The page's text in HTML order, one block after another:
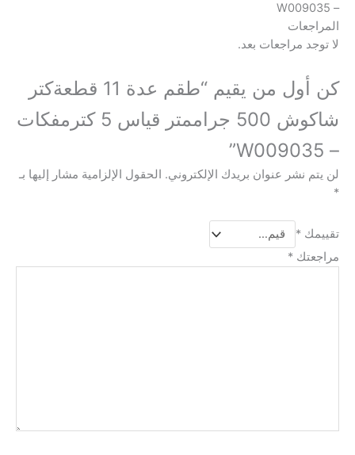
– W009035
المراجعات
لا توجد مراجعات بعد.
كن أول من يقيم “طقم عدة 11 قطعةكتر
شاكوش 500 جراممتر قياس 5 كترمفكات
– W009035”
لن يتم نشر عنوان بريدك الإلكتروني. الحقول الإلزامية مشار إليها بـ
*
تقييمك *
مراجعتك *